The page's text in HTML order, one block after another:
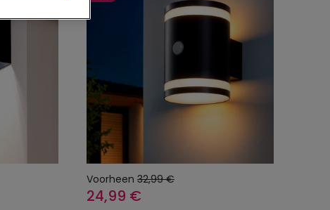
Voorheen 32,99 €
24,99 €